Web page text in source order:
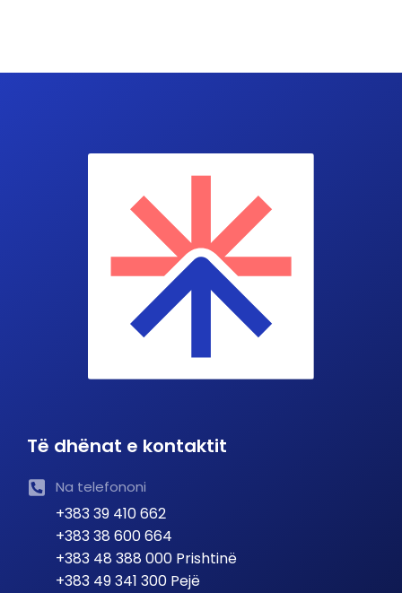
Të dhënat e kontaktit
Na telefononi
+383 39 410 662
+383 38 600 664
+383 48 388 000 Prishtinë
+383 49 341 300 Pejë